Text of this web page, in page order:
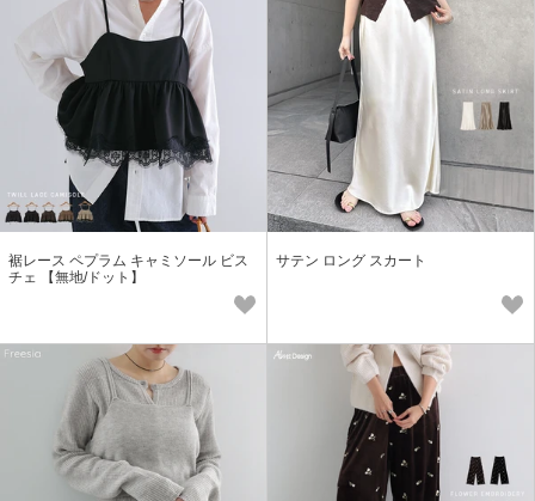
裾レース ペプラム キャミソール ビス
チェ 【無地/ドット】
サテン ロング スカート